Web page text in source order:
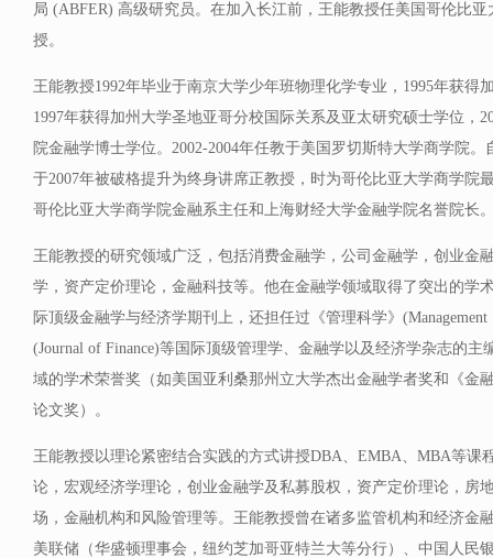
局 (ABFER) 高级研究员。在加入长江前，王能教授任美国哥伦比
授。
王能教授1992年毕业于南京大学少年班物理化学专业，1995年获得
1997年获得加州大学圣地亚哥分校国际关系及亚太研究硕士学位，
院金融学博士学位。2002-2004年任教于美国罗切斯特大学商学院
于2007年被破格提升为终身讲席正教授，时为哥伦比亚大学商学院
哥伦比亚大学商学院金融系主任和上海财经大学金融学院名誉院长
王能教授的研究领域广泛，包括消费金融学，公司金融学，创业金
学，资产定价理论，金融科技等。他在金融学领域取得了突出的学
际顶级金融学与经济学期刊上，还担任过《管理科学》(Management
(Journal of Finance)等国际顶级管理学、金融学以及经济学杂志的
域的学术荣誉奖（如美国亚利桑那州立大学杰出金融学者奖和《金
论文奖）。
王能教授以理论紧密结合实践的方式讲授DBA、EMBA、MBA等课
论，宏观经济学理论，创业金融学及私募股权，资产定价理论，房
场，金融机构和风险管理等。王能教授曾在诸多监管机构和经济金
美联储（华盛顿理事会，纽约芝加哥亚特兰大等分行）、中国人民